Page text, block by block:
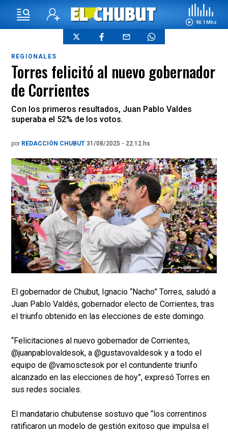
90.1 Mhz
REGIONALES
Torres felicitó al nuevo gobernador
de Corrientes
Con los primeros resultados, Juan Pablo Valdes
superaba el 52% de los votos.
por REDACCIÓN CHUBUT 31/08/2025 - 22.12.hs
El gobernador de Chubut, Ignacio “Nacho” Torres, saludó a
Juan Pablo Valdés, gobernador electo de Corrientes, tras
el triunfo obtenido en las elecciones de este domingo.
“Felicitaciones al nuevo gobernador de Corrientes,
@juanpablovaldesok, a @gustavovaldesok y a todo el
equipo de @vamosctesok por el contundente triunfo
alcanzado en las elecciones de hoy”, expresó Torres en
sus redes sociales.
El mandatario chubutense sostuvo que “los correntinos
ratificaron un modelo de gestión exitoso que impulsa el